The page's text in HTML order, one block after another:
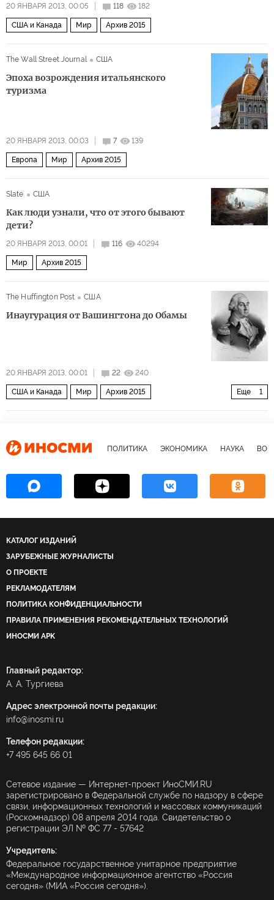
20 ЯНВАРЯ 2013, 00:05 118 182
США и Канада Мир Архив 2015
The Wall Street Journal США
Эпоха возрождения итальянского
туризма
20 ЯНВАРЯ 2013, 00:03 7 139
Европа Мир Архив 2015
Slate США
Как люди узнали, что от этого бывают
дети?
20 ЯНВАРЯ 2013, 00:01 116 40294
Мир Архив 2015
The Huffington Post США
Инаугурация от Вашингтона до Обамы
20 ЯНВАРЯ 2013, 00:01 22 240
Еще 1
США и Канада Мир Архив 2015
ПОЛИТИКА ЭКОНОМИКА НАУКА
КАТАЛОГ ИЗДАНИЙ
ЗАРУБЕЖНЫЕ ЖУРНАЛИСТЫ
О ПРОЕКТЕ
РЕКЛАМОДАТЕЛЯМ
ПОЛИТИКА КОНФИДЕНЦИАЛЬНОСТИ
ПРАВИЛА ПРИМЕНЕНИЯ РЕКОМЕНДАТЕЛЬНЫХ ТЕХНОЛОГИЙ
ИНОСМИ APK
Главный редактор:
А. А. Тургиева
Адрес электронной почты редакции:
info@inosmi.ru
Телефон редакции:
+7 495 645 66 01
Сетевое издание — Интернет-проект ИноСМИ.RU
зарегистрировано в Федеральной службе по надзору в сфере
связи, информационных технологий и массовых коммуникаций
(Роскомнадзор) 08 апреля 2014 года. Свидетельство о
регистрации ЭЛ № ФС 77 - 57642
Учредитель:
Федеральное государственное унитарное предприятие
«Международное информационное агентство «Россия
сегодня» (МИА «Россия сегодня»).